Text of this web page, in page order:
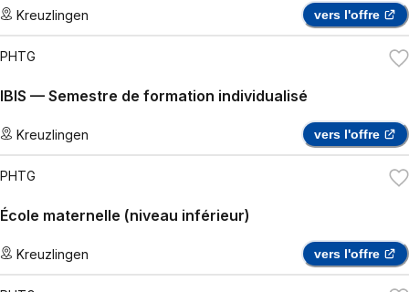
Kreuzlingen vers l'offre
PHTG
IBIS — Semestre de formation individualisé
Kreuzlingen vers l'offre
PHTG
École maternelle (niveau inférieur)
Kreuzlingen vers l'offre